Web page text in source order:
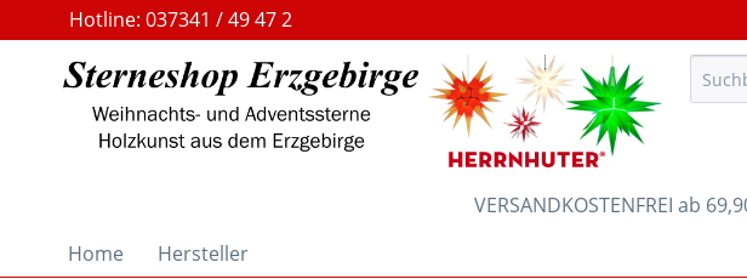
Hotline: 037341 / 49 47 2
VERSANDKOSTENFREI ab
Home
Hersteller